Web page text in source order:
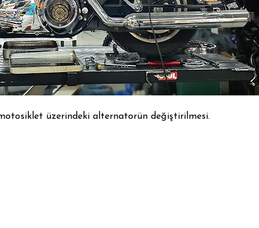
üzerindeki alternatorün değiştirilmesi.